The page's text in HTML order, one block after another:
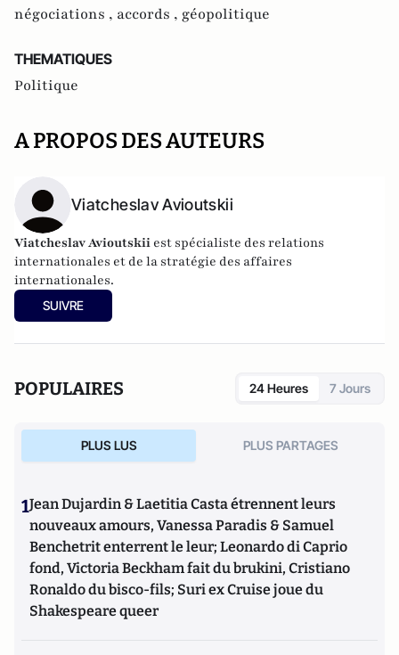
négociations , accords , géopolitique
THEMATIQUES
Politique
A PROPOS DES AUTEURS
Viatcheslav Avioutskii
Viatcheslav Avioutskii est spécialiste des relations
internationales et de la stratégie des affaires
internationales.
SUIVRE
POPULAIRES 24 Heures 7 Jours
PLUS LUS PLUS PARTAGES
1Jean Dujardin & Laetitia Casta étrennent leurs
nouveaux amours, Vanessa Paradis & Samuel
Benchetrit enterrent le leur; Leonardo di Caprio
fond, Victoria Beckham fait du brukini, Cristiano
Ronaldo du bisco-fils; Suri ex Cruise joue du
Shakespeare queer